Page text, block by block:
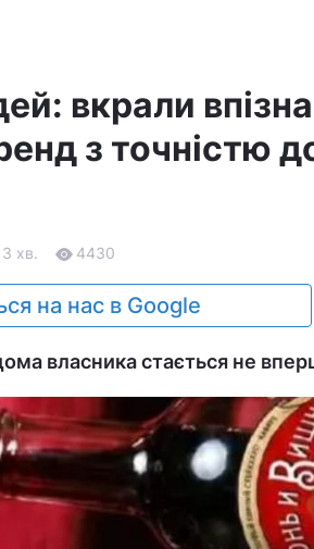
вкрали
з точністю
3 хв. 4430
на нас в Google
власника стається не